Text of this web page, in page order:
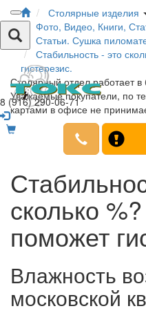
8 (916) 290-06-71
Столярные изделия
Фото, Видео, Книги,
Статьи. Сушка
Стабильность - это
гистерезис.
Столярный отдел работает в
Уважаемые покупатели, по
картами в офисе не
сколько
поможет
Влажность
московской